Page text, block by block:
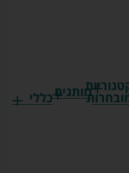
מותגים
גרקו
כללי